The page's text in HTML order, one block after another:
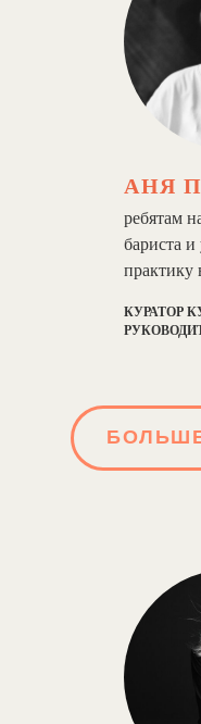
АНЯ
ребятам
бариста
практику
КУРАТОР